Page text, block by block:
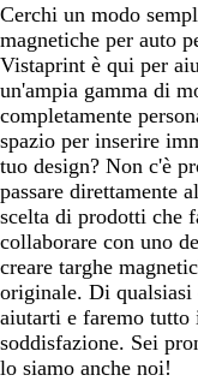
Cerchi un modo
magnetiche per auto
Vistaprint è qui per
un'ampia gamma di
completamente
spazio per inserire
tuo design? Non c'è
passare direttamente
scelta di prodotti che
collaborare con uno
creare targhe
originale. Di qualsiasi
aiutarti e faremo tutto
soddisfazione. Sei
lo siamo anche noi!